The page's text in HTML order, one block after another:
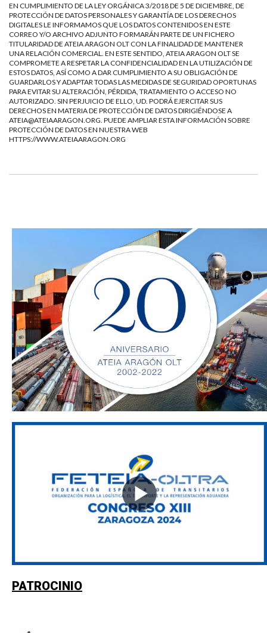
EN CUMPLIMIENTO DE LA LEY ORGÁNICA 3/2018 DE 5 DE DICIEMBRE, DE
PROTECCIÓN DE DATOS PERSONALES Y GARANTÍA DE LOS DERECHOS
DIGITALES LE INFORMAMOS QUE LOS DATOS CONTENIDOS EN ESTE
CORREO Y/O ARCHIVO ADJUNTO FORMARÁN PARTE DE UN FICHERO
TITULARIDAD DE ATEIA ARAGON OLT CON LA FINALIDAD DE MANTENER
UNA RELACIÓN COMERCIAL. EN ESTE SENTIDO, ATEIA ARAGON OLT SE
COMPROMETE A RESPETAR LA CONFIDENCIALIDAD EN LA UTILIZACIÓN DE
ESTOS DATOS, ASÍ COMO A DAR CUMPLIMIENTO A SU OBLIGACIÓN DE
GUARDARLOS Y ADAPTAR TODAS LAS MEDIDAS DE SEGURIDAD OPORTUNAS
PARA EVITAR SU ALTERACIÓN, PÉRDIDA, TRATAMIENTO O ACCESO NO
AUTORIZADO. SIN PERJUICIO DE ELLO, UD. PODRÁ EJERCITAR SUS
DERECHOS EN MATERIA DE PROTECCIÓN DE DATOS DIRIGIÉNDOSE A
ATEIA@ATEIAARAGON.ORG . PUEDE AMPLIAR ESTA INFORMACIÓN SOBRE
PROTECCIÓN DE DATOS EN NUESTRA WEB
HTTPS://WWW.ATEIAARAGON.ORG
PATROCINIO